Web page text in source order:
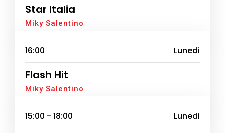
Star Italia
Miky Salentino
16:00 Lunedi
Flash Hit
Miky Salentino
15:00 - 18:00 Lunedi